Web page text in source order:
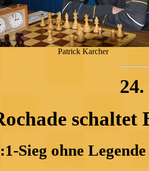
Patrick Karcher
schaltet
Sieg ohne